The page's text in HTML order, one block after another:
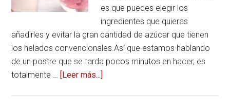
es que puedes elegir los
ingredientes que quieras
añadirles y evitar la gran cantidad de azúcar que tienen
los helados convencionales.Así que estamos hablando
de un postre que se tarda pocos minutos en hacer, es
totalmente … [Leer más...]